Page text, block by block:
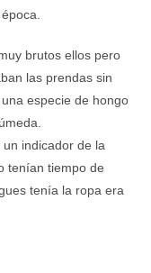
brutos ellos pero
las prendas sin
especie de hongo
indicador de la
tenían tiempo de
tenía la ropa era